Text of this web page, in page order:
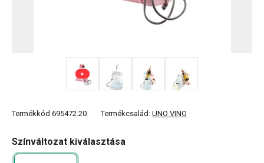
Termékkód 695472.20 Termékcsalád: UNO VINO
Színváltozat kiválasztása